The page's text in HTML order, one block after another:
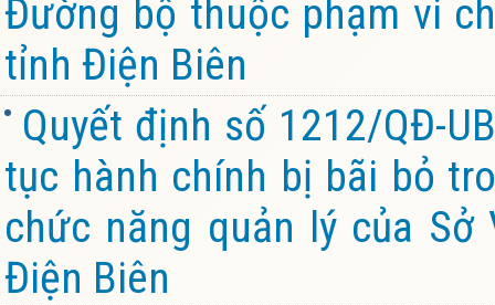
Đường bộ thuộc phạm vi
tỉnh Điện Biên
Quyết định số 1212/QĐ-
tục hành chính bị bãi bỏ
chức năng quản lý của
Điện Biên